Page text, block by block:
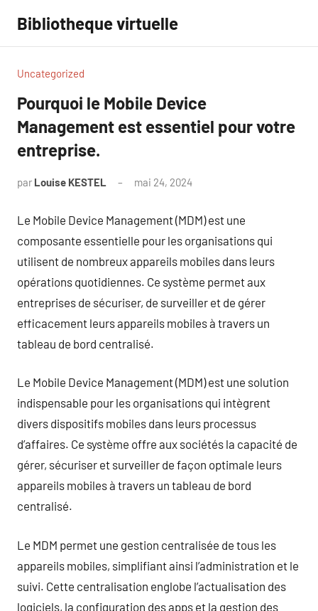
contenu
Bibliotheque virtuelle
Uncategorized
Pourquoi le Mobile Device
Management est essentiel pour votre
entreprise.
par Louise KESTEL mai 24, 2024
Le Mobile Device Management (MDM) est une
composante essentielle pour les organisations qui
utilisent de nombreux appareils mobiles dans leurs
opérations quotidiennes. Ce système permet aux
entreprises de sécuriser, de surveiller et de gérer
efficacement leurs appareils mobiles à travers un
tableau de bord centralisé.
Le Mobile Device Management (MDM) est une solution
indispensable pour les organisations qui intègrent
divers dispositifs mobiles dans leurs processus
d’affaires. Ce système offre aux sociétés la capacité de
gérer, sécuriser et surveiller de façon optimale leurs
appareils mobiles à travers un tableau de bord
centralisé.
Le MDM permet une gestion centralisée de tous les
appareils mobiles, simplifiant ainsi l’administration et le
suivi. Cette centralisation englobe l’actualisation des
logiciels, la configuration des apps et la gestion des